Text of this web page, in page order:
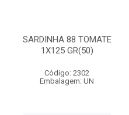
SARDINHA 88 TOMATE
1X125 GR(50)
Código: 2302
Embalagem: UN